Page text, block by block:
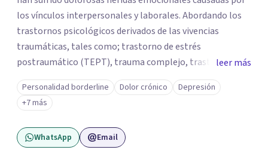
los vínculos interpersonales y laborales. Abordando los
trastornos psicológicos derivados de las vivencias
traumáticas, tales como; trastorno de estrés
postraumático (TEPT), trauma complejo, trastornos
disociativos, ansiedad, depresión, trastorno límite de la
personalidad. Como también la posibilidad de salir
adelante y reparar el daño en quienes han sido víctimas
de abuso, violencia de género, maltrato en ambiente
laboral o mobbing, entre otros. Mi enfoque es
leer más
Personalidad borderline Dolor crónico
Depresión
+7 más
WhatsApp Email